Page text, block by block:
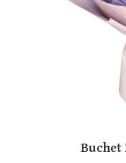
Buchet